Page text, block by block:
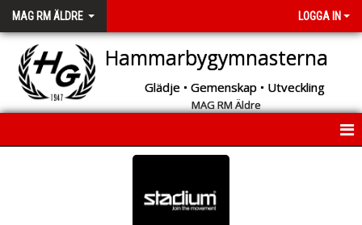
MAG RM ÄLDRE LOGGA IN
Hammarbygymnasterna
Glädje • Gemenskap • Utveckling
MAG RM Äldre